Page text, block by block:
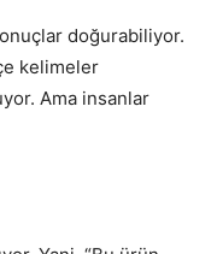
doğurabiliyor.
kelimeler
Ama insanlar